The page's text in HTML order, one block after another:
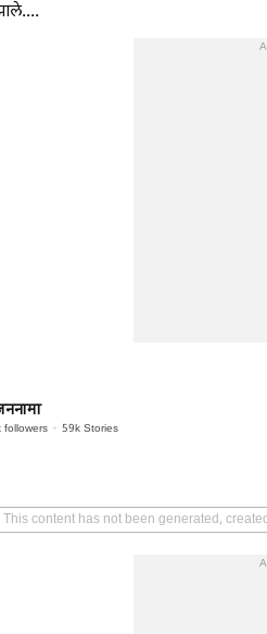
followers 59k Stories
This content has not been generated,